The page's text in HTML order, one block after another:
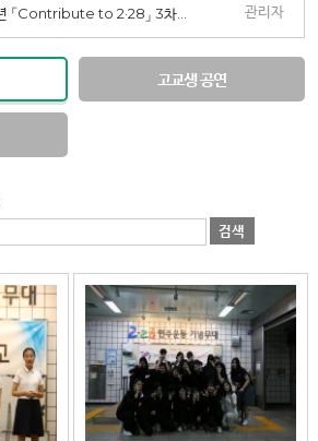
관리자
고교생 공연
검색